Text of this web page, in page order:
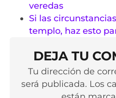
veredas
Si las
templo, haz esto
DEJA TU
Tu dirección de
será publicada. Los